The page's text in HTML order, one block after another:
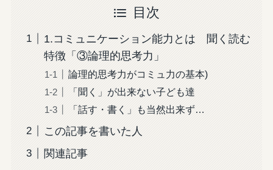
目次
1.コミュニケーション能力とは 聞く読む
特徴「③論理的思考力」
論理的思考力がコミュ力の基本)
「聞く」が出来ない子ども達
「話す・書く」も当然出来ず…
この記事を書いた人
関連記事